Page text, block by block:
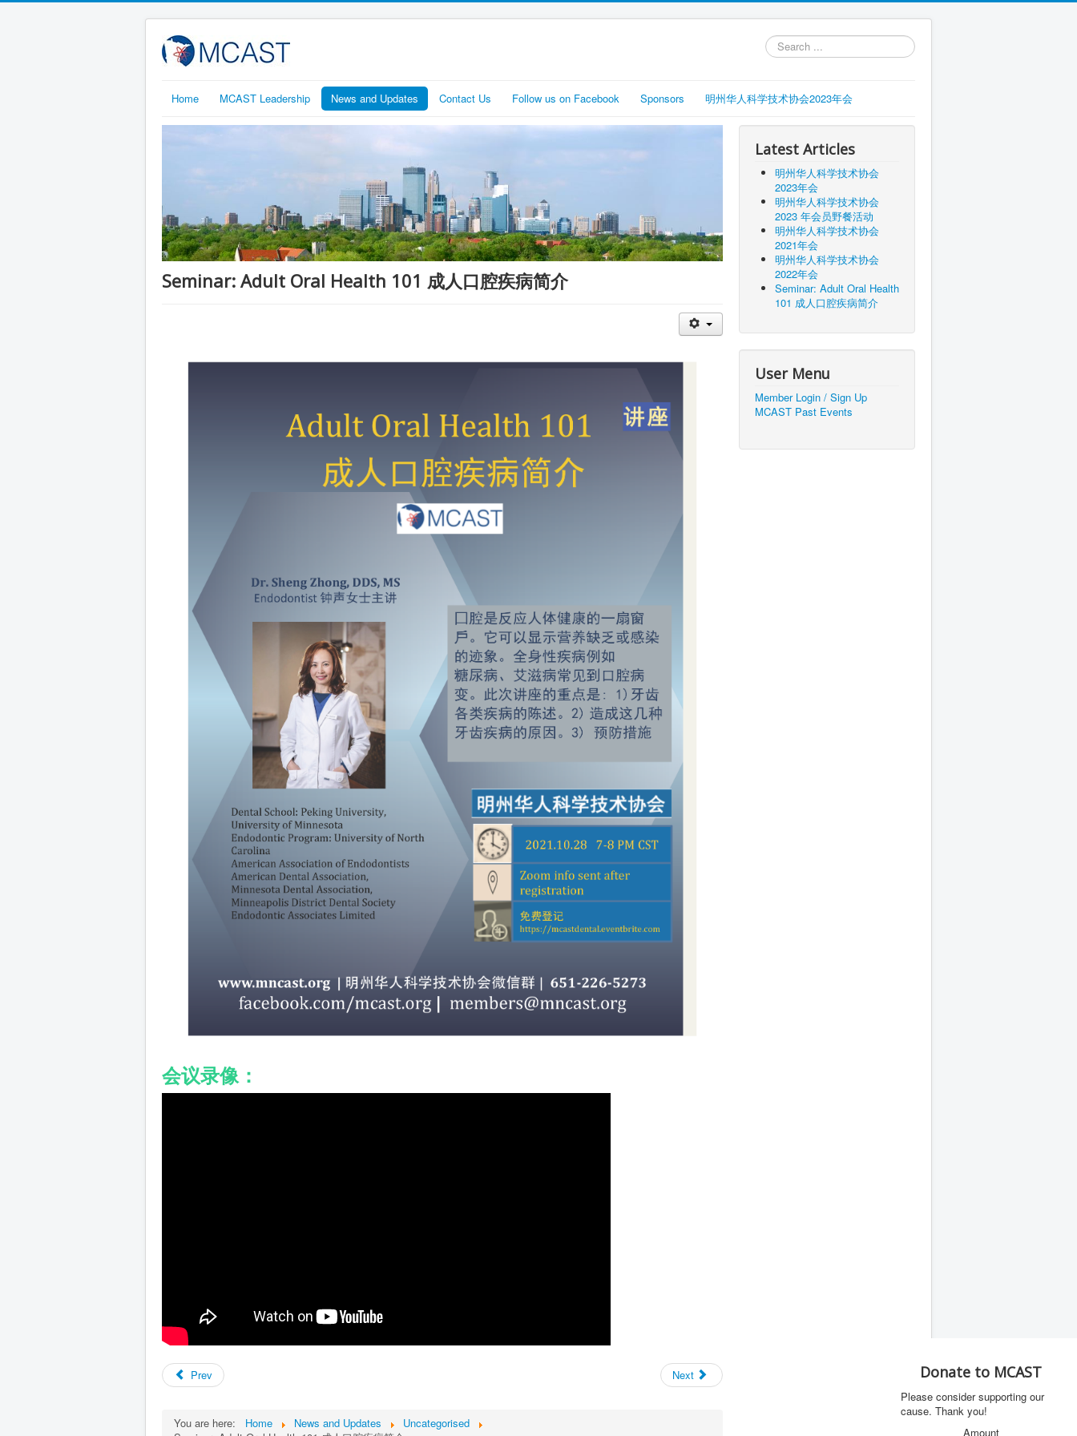
Search
...
Home MCAST Leadership News and Updates Contact Us Follow us on Facebook Sponsors 明州华人科学技术协会2023年会
Seminar: Adult Oral Health 101 成人口腔疾病简介
会议录像：
Prev Next
You are here: Home News and Updates
Uncategorised
Latest Articles
明州华人科学技术协会
2023年会
明州华人科学技术协会
2023 年会员野餐活动
明州华人科学技术协会
2021年会
明州华人科学技术协会
2022年会
Seminar: Adult Oral Health
101 成人口腔疾病简介
User Menu
Member Login / Sign Up
MCAST Past Events